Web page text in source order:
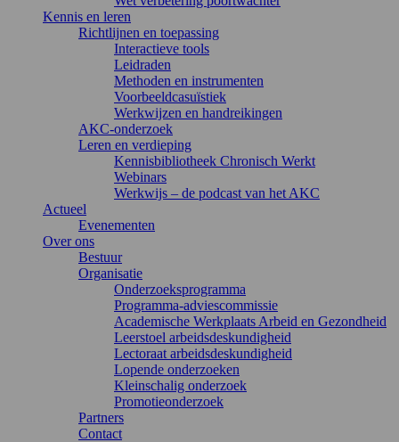
Kennis en leren
Richtlijnen en toepassing
Interactieve tools
Leidraden
Methoden en instrumenten
Voorbeeldcasuïstiek
Werkwijzen en handreikingen
AKC-onderzoek
Leren en verdieping
Kennisbibliotheek Chronisch Werkt
Webinars
Werkwijs – de podcast van het AKC
Actueel
Evenementen
Over ons
Bestuur
Organisatie
Onderzoeksprogramma
Programma-adviescommissie
Academische Werkplaats Arbeid en Gezondheid
Leerstoel arbeidsdeskundigheid
Lectoraat arbeidsdeskundigheid
Lopende onderzoeken
Kleinschalig onderzoek
Promotieonderzoek
Partners
Contact